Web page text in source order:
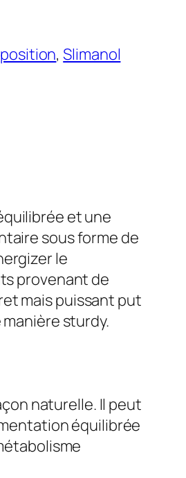
, Slimanol
et une
sous forme de
le
provenant de
mais puissant put
sturdy.
naturelle. Il peut
équilibrée